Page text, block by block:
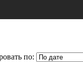
по: